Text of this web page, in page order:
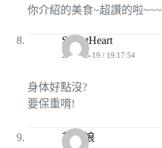
你介紹的美食~超讚的啦~~~
SecretHeart
2008-06-19 / 19:17:54
身体好點沒?
要保重唷!
灰姑娘